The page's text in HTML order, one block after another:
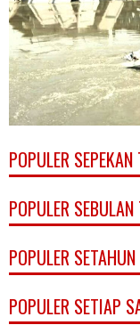
POPULER
POPULER
POPULER
POPULER SETIAP